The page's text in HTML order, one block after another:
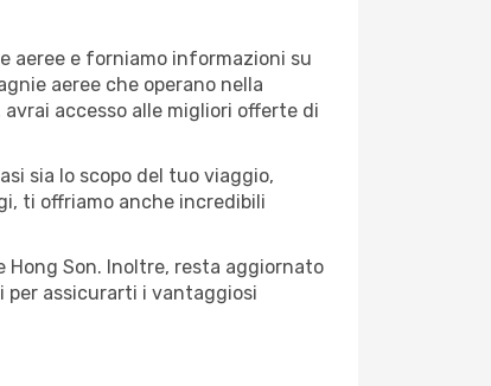
aeree e forniamo informazioni su
aeree che operano nella
accesso alle migliori offerte di
sia lo scopo del tuo viaggio,
ti offriamo anche incredibili
Hong Son. Inoltre, resta aggiornato
per assicurarti i vantaggiosi